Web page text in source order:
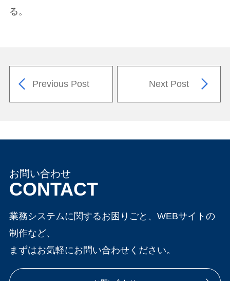
る。
Previous Post Next Post
お問い合わせ
CONTACT
業務システムに関するお困りごと、WEBサイトの
制作など、
まずはお気軽にお問い合わせください。